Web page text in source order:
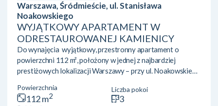
Warszawa, Śródmieście, ul. Stanisława
Noakowskiego
WYJĄTKOWY APARTAMENT W
ODRESTAUROWANEJ KAMIENICY
Do wynajęcia wyjątkowy, przestronny apartament o
powierzchni 112 m², położony w jednej z najbardziej
prestiżowych lokalizacji Warszawy – przy ul. Noakowskiego
Apartament zachwyca przedwojennym charakterem,
elegancją oraz ponadstandardową wysokością
Powierzchnia
112 m2
Liczba pokoi
3